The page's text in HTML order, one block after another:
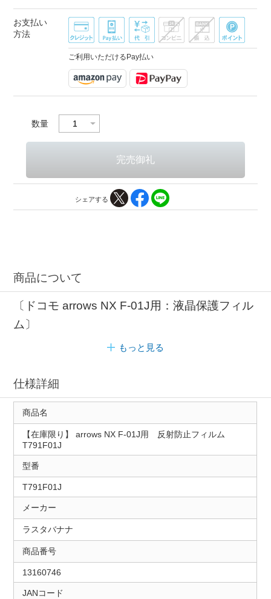
お支払い
方法
ご利用いただけるPay払い
数量
シェアする
商品について
〔ドコモ arrows NX F-01J用：液晶保護フィル
ム〕
もっと見る
仕様詳細
商品名
【在庫限り】 arrows NX F-01J用 反射防止フィルム
T791F01J
型番
T791F01J
メーカー
ラスタバナナ
商品番号
13160746
JANコード